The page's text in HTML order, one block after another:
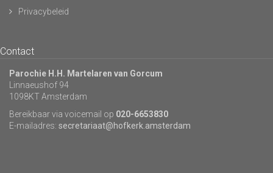
Privacybeleid
Contact
Parochie H.H. Martelaren van Gorcum
Linnaeushof 94
1098KT Amsterdam
Bereikbaar via voicemail op 020-6653830
E-mailadres: secretariaat@hofkerk.amsterdam